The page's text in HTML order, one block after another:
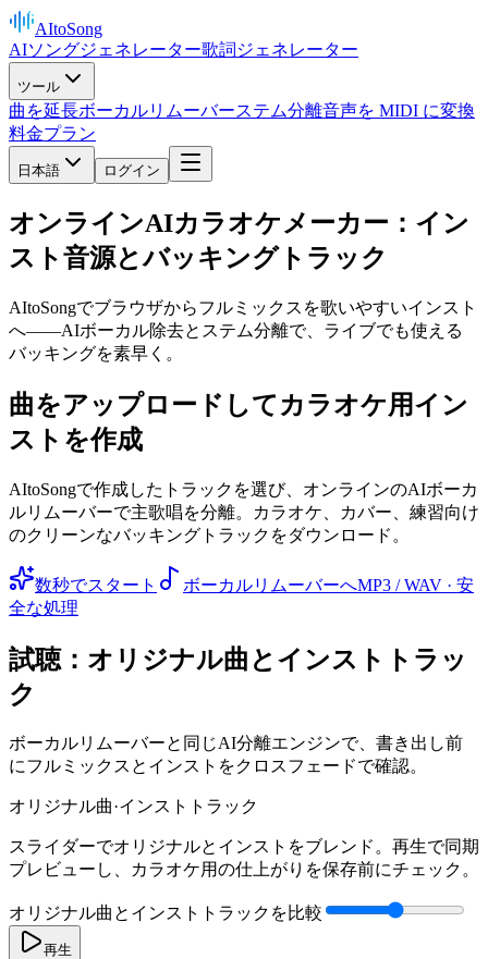
AItoSong
AIソングジェネレーター歌詞ジェネレーター
ツール
曲を延長ボーカルリムーバーステム分離音声を MIDI に変換
料金プラン
日本語 ログイン
オンラインAIカラオケメーカー：イン
スト音源とバッキングトラック
AItoSongでブラウザからフルミックスを歌いやすいインスト
へ——AIボーカル除去とステム分離で、ライブでも使える
バッキングを素早く。
曲をアップロードしてカラオケ用イン
ストを作成
AItoSongで作成したトラックを選び、オンラインのAIボーカ
ルリムーバーで主歌唱を分離。カラオケ、カバー、練習向け
のクリーンなバッキングトラックをダウンロード。
数秒でスタート ボーカルリムーバーへMP3 / WAV · 安
全な処理
試聴：オリジナル曲とインストトラッ
ク
ボーカルリムーバーと同じAI分離エンジンで、書き出し前
にフルミックスとインストをクロスフェードで確認。
オリジナル曲·インストトラック
スライダーでオリジナルとインストをブレンド。再生で同期
プレビューし、カラオケ用の仕上がりを保存前にチェック。
オリジナル曲とインストトラックを比較
再生